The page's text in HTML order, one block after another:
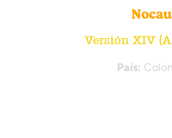
Versión XIV
País: